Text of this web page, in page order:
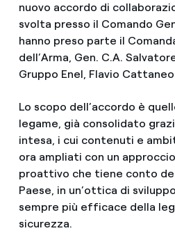
nuovo accordo di
svolta presso il Comando
hanno preso parte il
dell’Arma, Gen. C.A.
Gruppo Enel, Flavio
Lo scopo dell’accordo è
legame, già consolidato
intesa, i cui contenuti e
ora ampliati con un
proattivo che tiene conto
Paese, in un’ottica di
sempre più efficace della
sicurezza.